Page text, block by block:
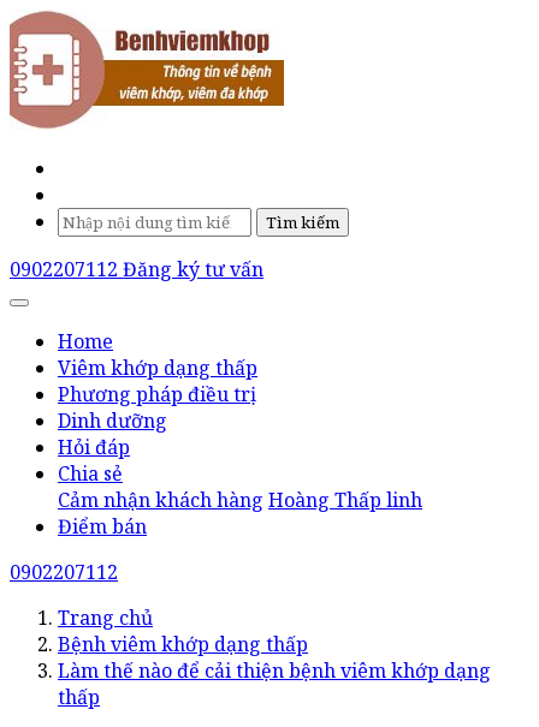
Tìm kiếm
0902207112 Đăng ký tư vấn
Home
Viêm khớp dạng thấp
Phương pháp điều trị
Dinh dưỡng
Hỏi đáp
Chia sẻ
Cảm nhận khách hàng Hoàng Thấp linh
Điểm bán
0902207112
Trang chủ
Bệnh viêm khớp dạng thấp
Làm thế nào để cải thiện bệnh viêm khớp dạng
thấp